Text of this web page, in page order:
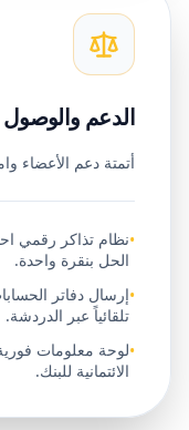
الدعم والوصول
أتمتة دعم الأعضاء
•نظام تذاكر رقمي
الحل بنقرة واحدة.
•إرسال دفاتر
تلقائياً عبر الدردشة.
•لوحة معلومات
الائتمانية للبنك.